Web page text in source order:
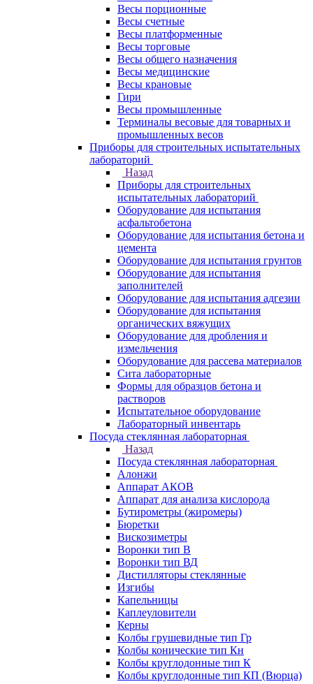
Весы порционные
Весы счетные
Весы платформенные
Весы торговые
Весы общего назначения
Весы медицинские
Весы крановые
Гири
Весы промышленные
Терминалы весовые для товарных и
промышленных весов
Приборы для строительных испытательных
лабораторий
Назад
Приборы для строительных
испытательных лабораторий
Оборудование для испытания
асфальтобетона
Оборудование для испытания бетона и
цемента
Оборудование для испытания грунтов
Оборудование для испытания
заполнителей
Оборудование для испытания адгезии
Оборудование для испытания
органических вяжущих
Оборудование для дробления и
измельчения
Оборудование для рассева материалов
Сита лабораторные
Формы для образцов бетона и
растворов
Испытательное оборудование
Лабораторный инвентарь
Посуда стеклянная лабораторная
Назад
Посуда стеклянная лабораторная
Алонжи
Аппарат АКОВ
Аппарат для анализа кислорода
Бутирометры (жиромеры)
Бюретки
Вискозиметры
Воронки тип В
Воронки тип ВД
Дистилляторы стеклянные
Изгибы
Капельницы
Каплеуловители
Керны
Колбы грушевидные тип Гр
Колбы конические тип Кн
Колбы круглодонные тип К
Колбы круглодонные тип КП (Вюрца)